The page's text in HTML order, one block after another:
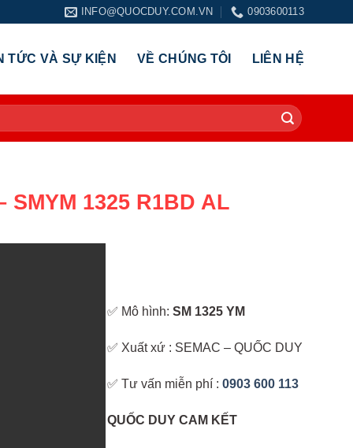
INFO@QUOCDUY.COM.VN 0903600113
TỨC VÀ SỰ KIỆN VỀ CHÚNG TÔI LIÊN HỆ
SMYM 1325 R1BD AL
✅ Mô hình:SM 1325 YM
✅ Xuất xứ : SEMAC – QUỐC DUY
✅ Tư vấn miễn phí :0903 600 113
QUỐC DUY CAM KẾT